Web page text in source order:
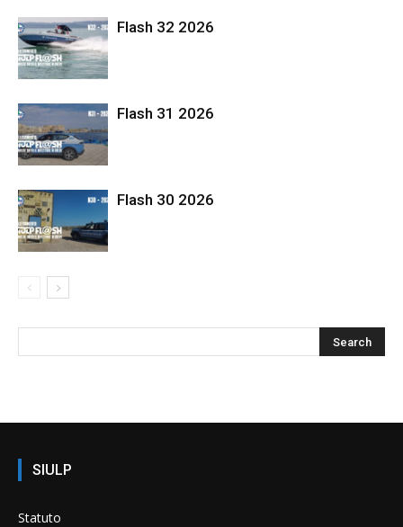
Flash 32 2026
Flash 31 2026
Flash 30 2026
SIULP
Statuto